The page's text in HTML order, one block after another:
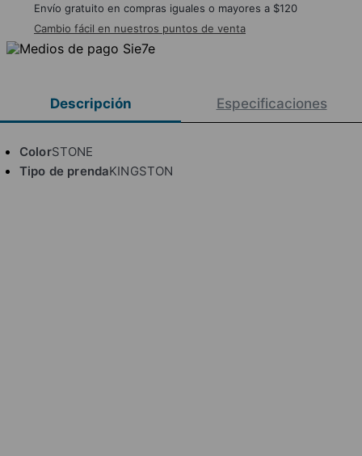
Envío gratuito en compras iguales o mayores a $120
Cambio fácil en nuestros puntos de venta
Descripción Especificaciones
ColorSTONE
Tipo de prendaKINGSTON